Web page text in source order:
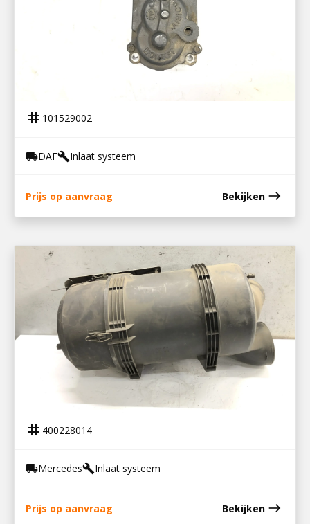
101529002
tag 101529002
local_shippingDAFbuildInlaat systeem
Prijs op aanvraag Bekijken east
400228014
LUCHTFILTERHUIS MP3
tag 400228014
local_shippingMercedesbuildInlaat systeem
Prijs op aanvraag Bekijken east